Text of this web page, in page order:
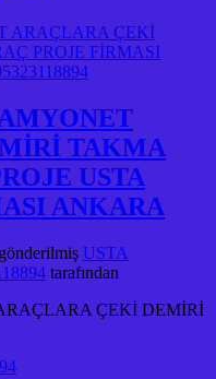
TAKMA
USTA
ANKARA
USTA
tarafından
ÇEKİ DEMİRİ